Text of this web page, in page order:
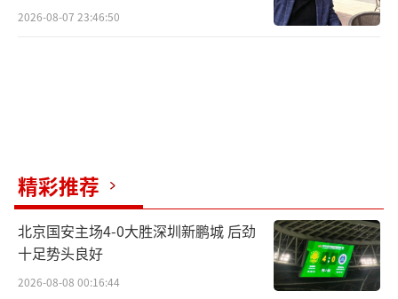
2026-08-07 23:46:50
精彩推荐
北京国安主场4-0大胜深圳新鹏城 后劲
十足势头良好
2026-08-08 00:16:44